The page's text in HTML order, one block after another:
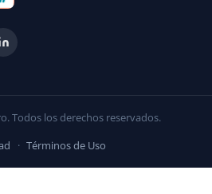
Todos los derechos reservados.
· Términos de Uso